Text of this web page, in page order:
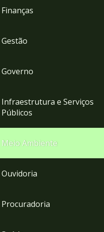
Finanças
Gestão
Governo
Infraestrutura e Serviços
Públicos
Meio Ambiente
Ouvidoria
Procuradoria